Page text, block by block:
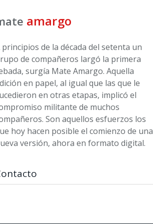
amargo
principios de la década del setenta un
de compañeros largó la primera
surgía Mate Amargo. Aquella
en papel, al igual que las que le
en otras etapas, implicó el
militante de muchos
Son aquellos esfuerzos los
hoy hacen posible el comienzo de una
versión, ahora en formato digital.